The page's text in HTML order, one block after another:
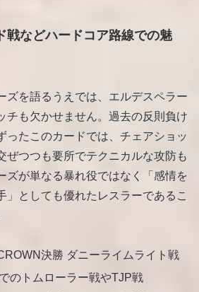
戦などハードコア路線での魅
ズを語るうえでは、エルデスペラー
チも欠かせません。過去の反則負け
ったこのカードでは、チェアショッ
ぜつつも要所でテクニカルな攻防も
ズが単なる暴れ役ではなく「感情を
」としても優れたレスラーであるこ
決勝 ダニーライムライト戦
のトムローラー戦やTJP戦